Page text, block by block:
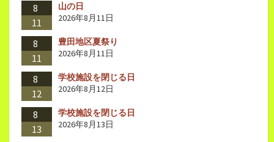
8
11
山の日
2026年8月11日
8
11
豊田地区夏祭り
2026年8月11日
8
12
学校施設を閉じる日
2026年8月12日
8
13
学校施設を閉じる日
2026年8月13日